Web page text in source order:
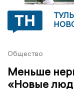
Общество
Меньше
«Новые